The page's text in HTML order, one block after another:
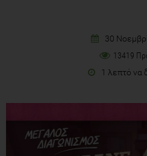
30
13419
1 λεπτό να